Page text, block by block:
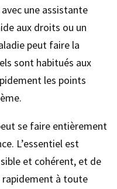
une assistante
aux droits ou un
peut faire la
sont habitués aux
les points
se faire entièrement
L’essentiel est
et cohérent, et de
rapidement à toute